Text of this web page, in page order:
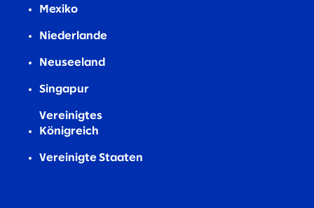
Mexiko
Niederlande
Neuseeland
Singapur
Vereinigtes
Königreich
Vereinigte Staaten